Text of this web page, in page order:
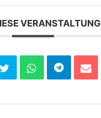
VERANSTALTUNG